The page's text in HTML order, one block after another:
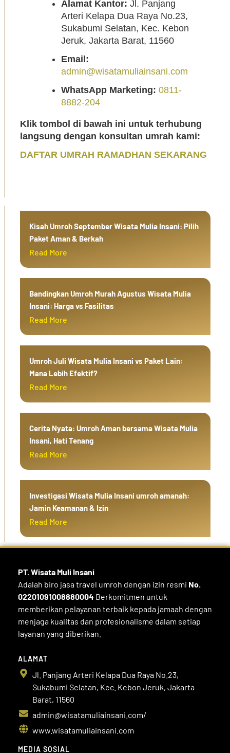
Alamat Kantor: Jl. Panjang
Arteri Kelapa Dua Raya No.23,
Sukabumi Selatan, Kec. Kebon
Jeruk, Jakarta Barat, 11560
Email:
admin@wisatamuliainsani.com
WhatsApp Marketing: 0811-
8882-204
Klik tombol di bawah ini untuk terhubung
langsung dengan konsultan umrah kami:
DAFTAR UMRAH RAMADHAN SEKARANG
Kisah Umroh September Wisata Mulia Insani: Pilih
Paket Aman & Berkah
Read More
Bandingkan Umroh Murah Agustus Wisata Mulia
Insani: Harga vs Fasilitas
Read More
Umroh Juli Wisata Mulia Insani vs Paket Lain:
Mana Lebih Efektif?
Read More
Cerita Nyata: Umroh Aman bersama Wisata Mulia
Insani, Hati Tenang
Read More
Investigasi Wisata Mulia Insani umroh amanah:
Jamin Keamanan & Izin
Read More
PT. Wisata Muli Insani
Adalah biro jasa travel umroh dengan izin resmi No.
02201091008880004 Berkomitmen untuk
memberikan pelayanan terbaik kepada jamaah dengan
menjaga kualitas dan profesionalisme dalam setiap
layanan yang diberikan.
ALAMAT
Jl. Panjang Arteri Kelapa Dua Raya No.23,
Sukabumi Selatan, Kec. Kebon Jeruk, Jakarta
Barat, 11560
admin@wisatamuliainsani.com/
www.wisatamuliainsani.com
MEDIA SOSIAL